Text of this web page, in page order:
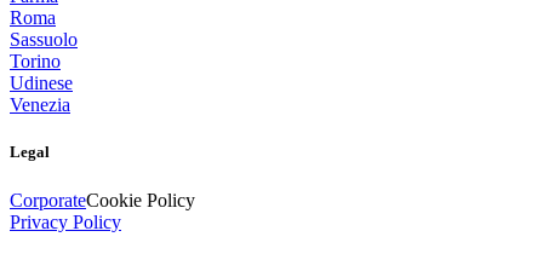
Roma
Sassuolo
Torino
Udinese
Venezia
Legal
CorporateCookie Policy
Privacy Policy